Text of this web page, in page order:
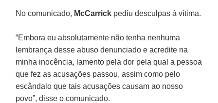
No comunicado, McCarrick pediu desculpas à vítima.
“Embora eu absolutamente não tenha nenhuma
lembrança desse abuso denunciado e acredite na
minha inocência, lamento pela dor pela qual a pessoa
que fez as acusações passou, assim como pelo
escândalo que tais acusações causam ao nosso
povo”, disse o comunicado.